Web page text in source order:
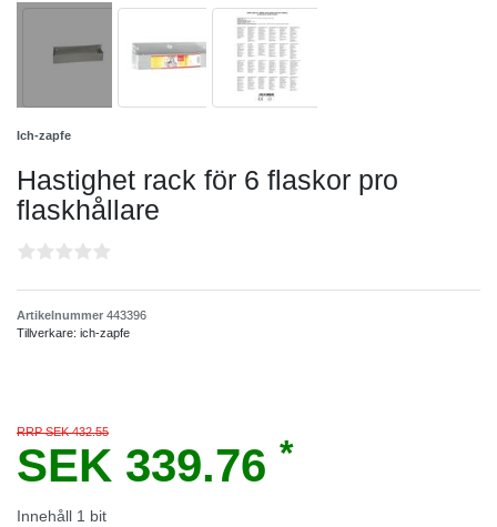
Ich-zapfe
Hastighet rack för 6 flaskor pro
flaskhållare
Artikelnummer 443396
Tillverkare: ich-zapfe
RRP SEK 432.55
SEK 339.76 *
Innehåll 1 bit